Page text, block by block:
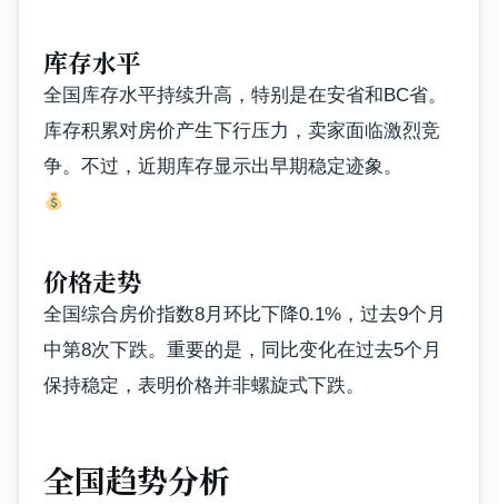
库存水平
全国库存水平持续升高，特别是在安省和BC省。
库存积累对房价产生下行压力，卖家面临激烈竞
争。不过，近期库存显示出早期稳定迹象。
价格走势
全国综合房价指数8月环比下降0.1%，过去9个月
中第8次下跌。重要的是，同比变化在过去5个月
保持稳定，表明价格并非螺旋式下跌。
全国趋势分析